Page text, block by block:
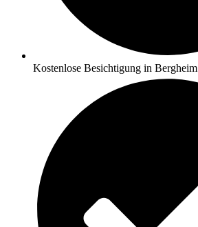
Kostenlose Besichtigung in Bergheim